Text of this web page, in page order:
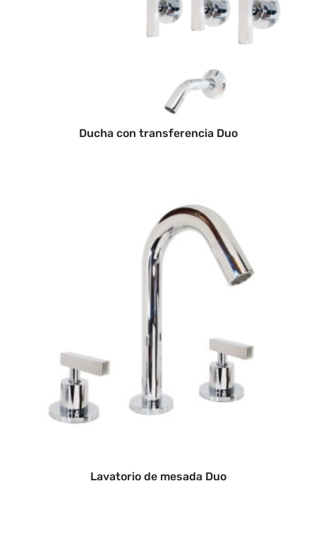
Ducha con transferencia Duo
Lavatorio de mesada Duo